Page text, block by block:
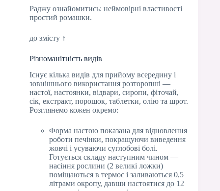
Раджу ознайомитись: неймовірні властивості
простий ромашки.
до змісту ↑
Різноманітність видів
Існує кілька видів для прийому всередину і
зовнішнього використання розторопші —
настої, настоянки, відвари, сиропи, фіточай,
сік, екстракт, порошок, таблетки, олію та шрот.
Розглянемо кожен окремо:
Форма настою показана для відновлення
роботи печінки, покращуючи виведення
жовчі і усуваючи суглобові болі.
Готується складу наступним чином —
насіння рослини (2 великі ложки)
поміщаються в термос і заливаються 0,5
літрами окропу, давши настоятися до 12